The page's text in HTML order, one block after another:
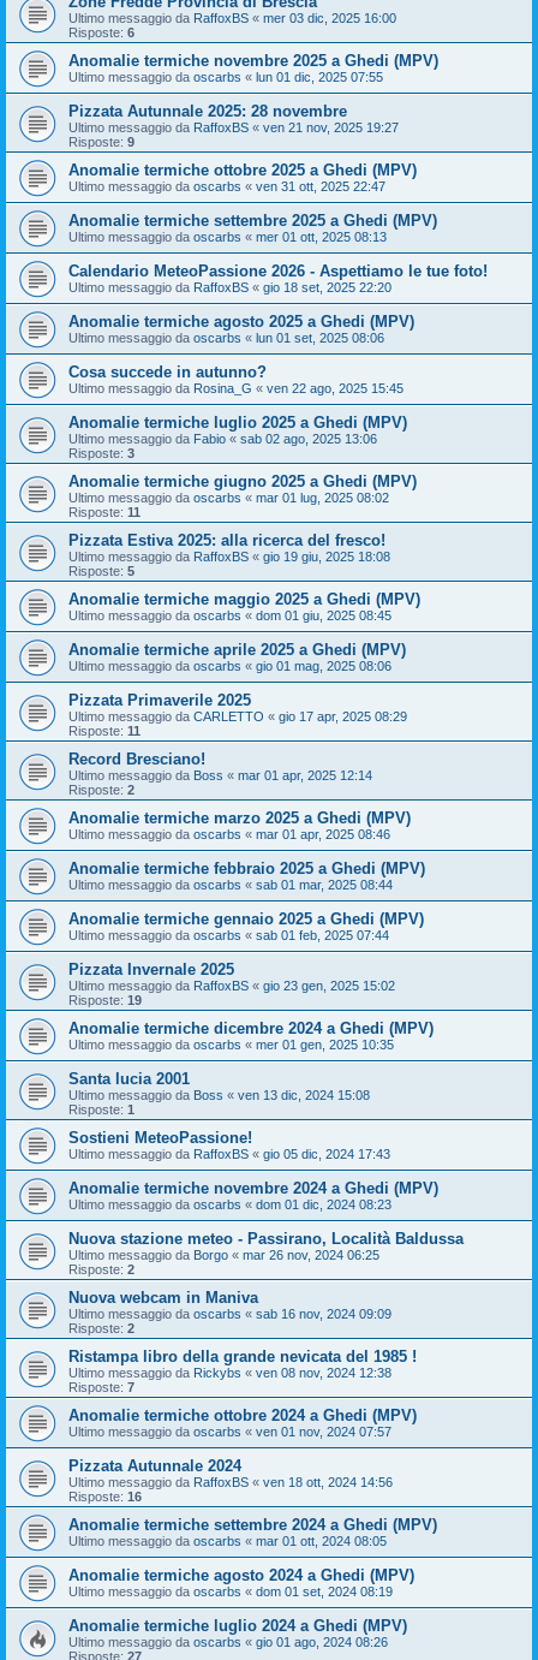
Ultimo messaggio da RaffoxBS « mer 03 dic, 2025 16:00
Risposte: 6
Anomalie termiche novembre 2025 a Ghedi (MPV)
Ultimo messaggio da oscarbs « lun 01 dic, 2025 07:55
Pizzata Autunnale 2025: 28 novembre
Ultimo messaggio da RaffoxBS « ven 21 nov, 2025 19:27
Risposte: 9
Anomalie termiche ottobre 2025 a Ghedi (MPV)
Ultimo messaggio da oscarbs « ven 31 ott, 2025 22:47
Anomalie termiche settembre 2025 a Ghedi (MPV)
Ultimo messaggio da oscarbs « mer 01 ott, 2025 08:13
Calendario MeteoPassione 2026 - Aspettiamo le tue foto!
Ultimo messaggio da RaffoxBS « gio 18 set, 2025 22:20
Anomalie termiche agosto 2025 a Ghedi (MPV)
Ultimo messaggio da oscarbs « lun 01 set, 2025 08:06
Cosa succede in autunno?
Ultimo messaggio da Rosina_G « ven 22 ago, 2025 15:45
Anomalie termiche luglio 2025 a Ghedi (MPV)
Ultimo messaggio da Fabio « sab 02 ago, 2025 13:06
Risposte: 3
Anomalie termiche giugno 2025 a Ghedi (MPV)
Ultimo messaggio da oscarbs « mar 01 lug, 2025 08:02
Risposte: 11
Pizzata Estiva 2025: alla ricerca del fresco!
Ultimo messaggio da RaffoxBS « gio 19 giu, 2025 18:08
Risposte: 5
Anomalie termiche maggio 2025 a Ghedi (MPV)
Ultimo messaggio da oscarbs « dom 01 giu, 2025 08:45
Anomalie termiche aprile 2025 a Ghedi (MPV)
Ultimo messaggio da oscarbs « gio 01 mag, 2025 08:06
Pizzata Primaverile 2025
Ultimo messaggio da CARLETTO « gio 17 apr, 2025 08:29
Risposte: 11
Record Bresciano!
Ultimo messaggio da Boss « mar 01 apr, 2025 12:14
Risposte: 2
Anomalie termiche marzo 2025 a Ghedi (MPV)
Ultimo messaggio da oscarbs « mar 01 apr, 2025 08:46
Anomalie termiche febbraio 2025 a Ghedi (MPV)
Ultimo messaggio da oscarbs « sab 01 mar, 2025 08:44
Anomalie termiche gennaio 2025 a Ghedi (MPV)
Ultimo messaggio da oscarbs « sab 01 feb, 2025 07:44
Pizzata Invernale 2025
Ultimo messaggio da RaffoxBS « gio 23 gen, 2025 15:02
Risposte: 19
Anomalie termiche dicembre 2024 a Ghedi (MPV)
Ultimo messaggio da oscarbs « mer 01 gen, 2025 10:35
Santa lucia 2001
Ultimo messaggio da Boss « ven 13 dic, 2024 15:08
Risposte: 1
Sostieni MeteoPassione!
Ultimo messaggio da RaffoxBS « gio 05 dic, 2024 17:43
Anomalie termiche novembre 2024 a Ghedi (MPV)
Ultimo messaggio da oscarbs « dom 01 dic, 2024 08:23
Nuova stazione meteo - Passirano, Località Baldussa
Ultimo messaggio da Borgo « mar 26 nov, 2024 06:25
Risposte: 2
Nuova webcam in Maniva
Ultimo messaggio da oscarbs « sab 16 nov, 2024 09:09
Risposte: 2
Ristampa libro della grande nevicata del 1985 !
Ultimo messaggio da Rickybs « ven 08 nov, 2024 12:38
Risposte: 7
Anomalie termiche ottobre 2024 a Ghedi (MPV)
Ultimo messaggio da oscarbs « ven 01 nov, 2024 07:57
Pizzata Autunnale 2024
Ultimo messaggio da RaffoxBS « ven 18 ott, 2024 14:56
Risposte: 16
Anomalie termiche settembre 2024 a Ghedi (MPV)
Ultimo messaggio da oscarbs « mar 01 ott, 2024 08:05
Anomalie termiche agosto 2024 a Ghedi (MPV)
Ultimo messaggio da oscarbs « dom 01 set, 2024 08:19
Anomalie termiche luglio 2024 a Ghedi (MPV)
Ultimo messaggio da oscarbs « gio 01 ago, 2024 08:26
Risposte: 27